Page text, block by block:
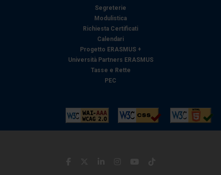
Segreterie
Modulistica
Richiesta Certificati
Calendari
Progetto ERASMUS +
Università Partners ERASMUS
Tasse e Rette
PEC